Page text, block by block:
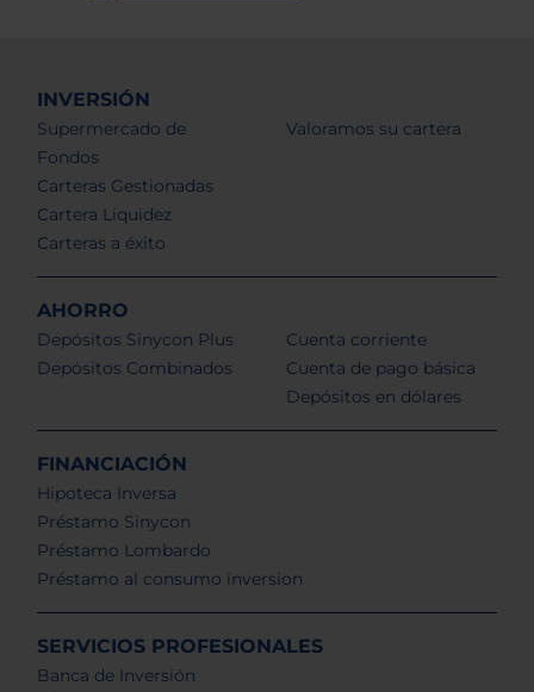
INVERSIÓN
Supermercado de
Fondos
Carteras Gestionadas
Cartera Liquidez
Carteras a éxito
Valoramos su cartera
AHORRO
Depósitos Sinycon Plus
Depósitos Combinados
Cuenta corriente
Cuenta de pago básica
Depósitos en dólares
FINANCIACIÓN
Hipoteca Inversa
Préstamo Sinycon
Préstamo Lombardo
Préstamo al consumo inversion
SERVICIOS PROFESIONALES
Banca de Inversión